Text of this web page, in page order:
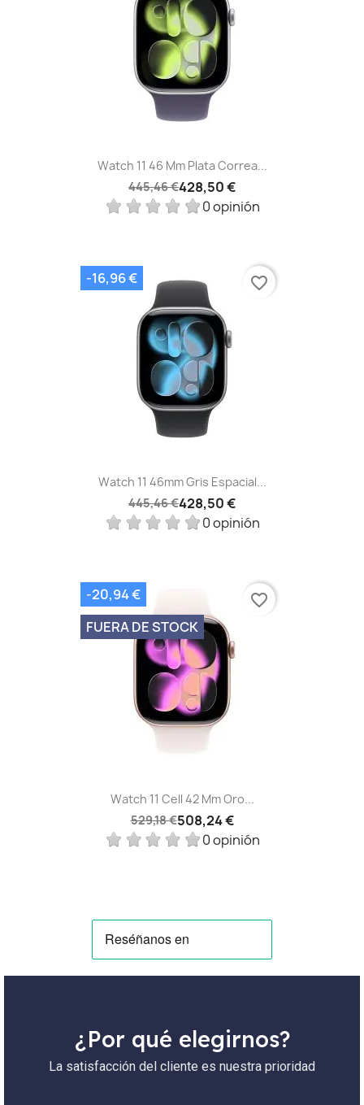
Watch 11 46 Mm Plata Correa...
445,46 €428,50 €
0 opinión
Watch 11 46mm Gris Espacial...
445,46 €428,50 €
0 opinión
-16,96 € favorite_border
Watch 11 Cell 42 Mm Oro...
529,18 €508,24 €
0 opinión
-20,94 €
FUERA DE STOCK
favorite_border
¿Por qué elegirnos?
La satisfacción del cliente es nuestra prioridad